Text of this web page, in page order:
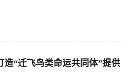
造“迁飞鸟类命运共同体”提供